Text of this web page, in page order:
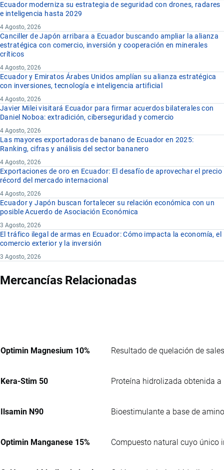
Ecuador moderniza su estrategia de seguridad con drones, radares
e inteligencia hasta 2029
4 Agosto, 2026
Canciller de Japón arribara a Ecuador buscando ampliar la alianza
estratégica con comercio, inversión y cooperación en minerales
críticos
4 Agosto, 2026
Ecuador y Emiratos Árabes Unidos amplían su alianza estratégica
con inversiones, tecnología e inteligencia artificial
4 Agosto, 2026
Javier Milei visitará Ecuador para firmar acuerdos bilaterales con
Daniel Noboa: extradición, ciberseguridad y comercio
4 Agosto, 2026
Las mayores exportadoras de banano de Ecuador en 2025:
Ranking, cifras y análisis del sector bananero
4 Agosto, 2026
Exportaciones de oro en Ecuador: El desafío de aprovechar el precio
récord del mercado internacional
4 Agosto, 2026
Ecuador y Japón buscan fortalecer su relación económica con un
posible Acuerdo de Asociación Económica
3 Agosto, 2026
El tráfico ilegal de armas en Ecuador: Cómo impacta la economía, el
comercio exterior y la inversión
3 Agosto, 2026
Mercancías Relacionadas
Optimin Magnesium 10% Resultado de quelación de
Kera-Stim 50 Proteína hidrolizada obtenida
Ilsamin N90 Bioestimulante a base de
Optimin Manganese 15% Compuesto natural cuyo único